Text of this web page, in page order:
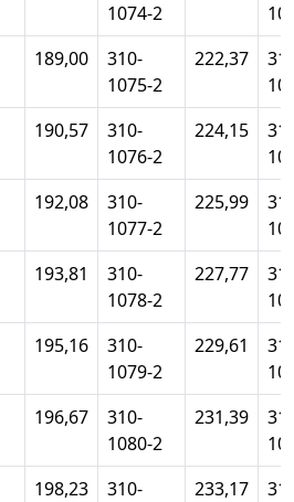
1074-2
189,00
310-
1075-2
222,37
190,57
310-
1076-2
224,15
192,08
310-
1077-2
225,99
193,81
310-
1078-2
227,77
195,16
310-
1079-2
229,61
196,67
310-
1080-2
231,39
198,23
310-
233,17